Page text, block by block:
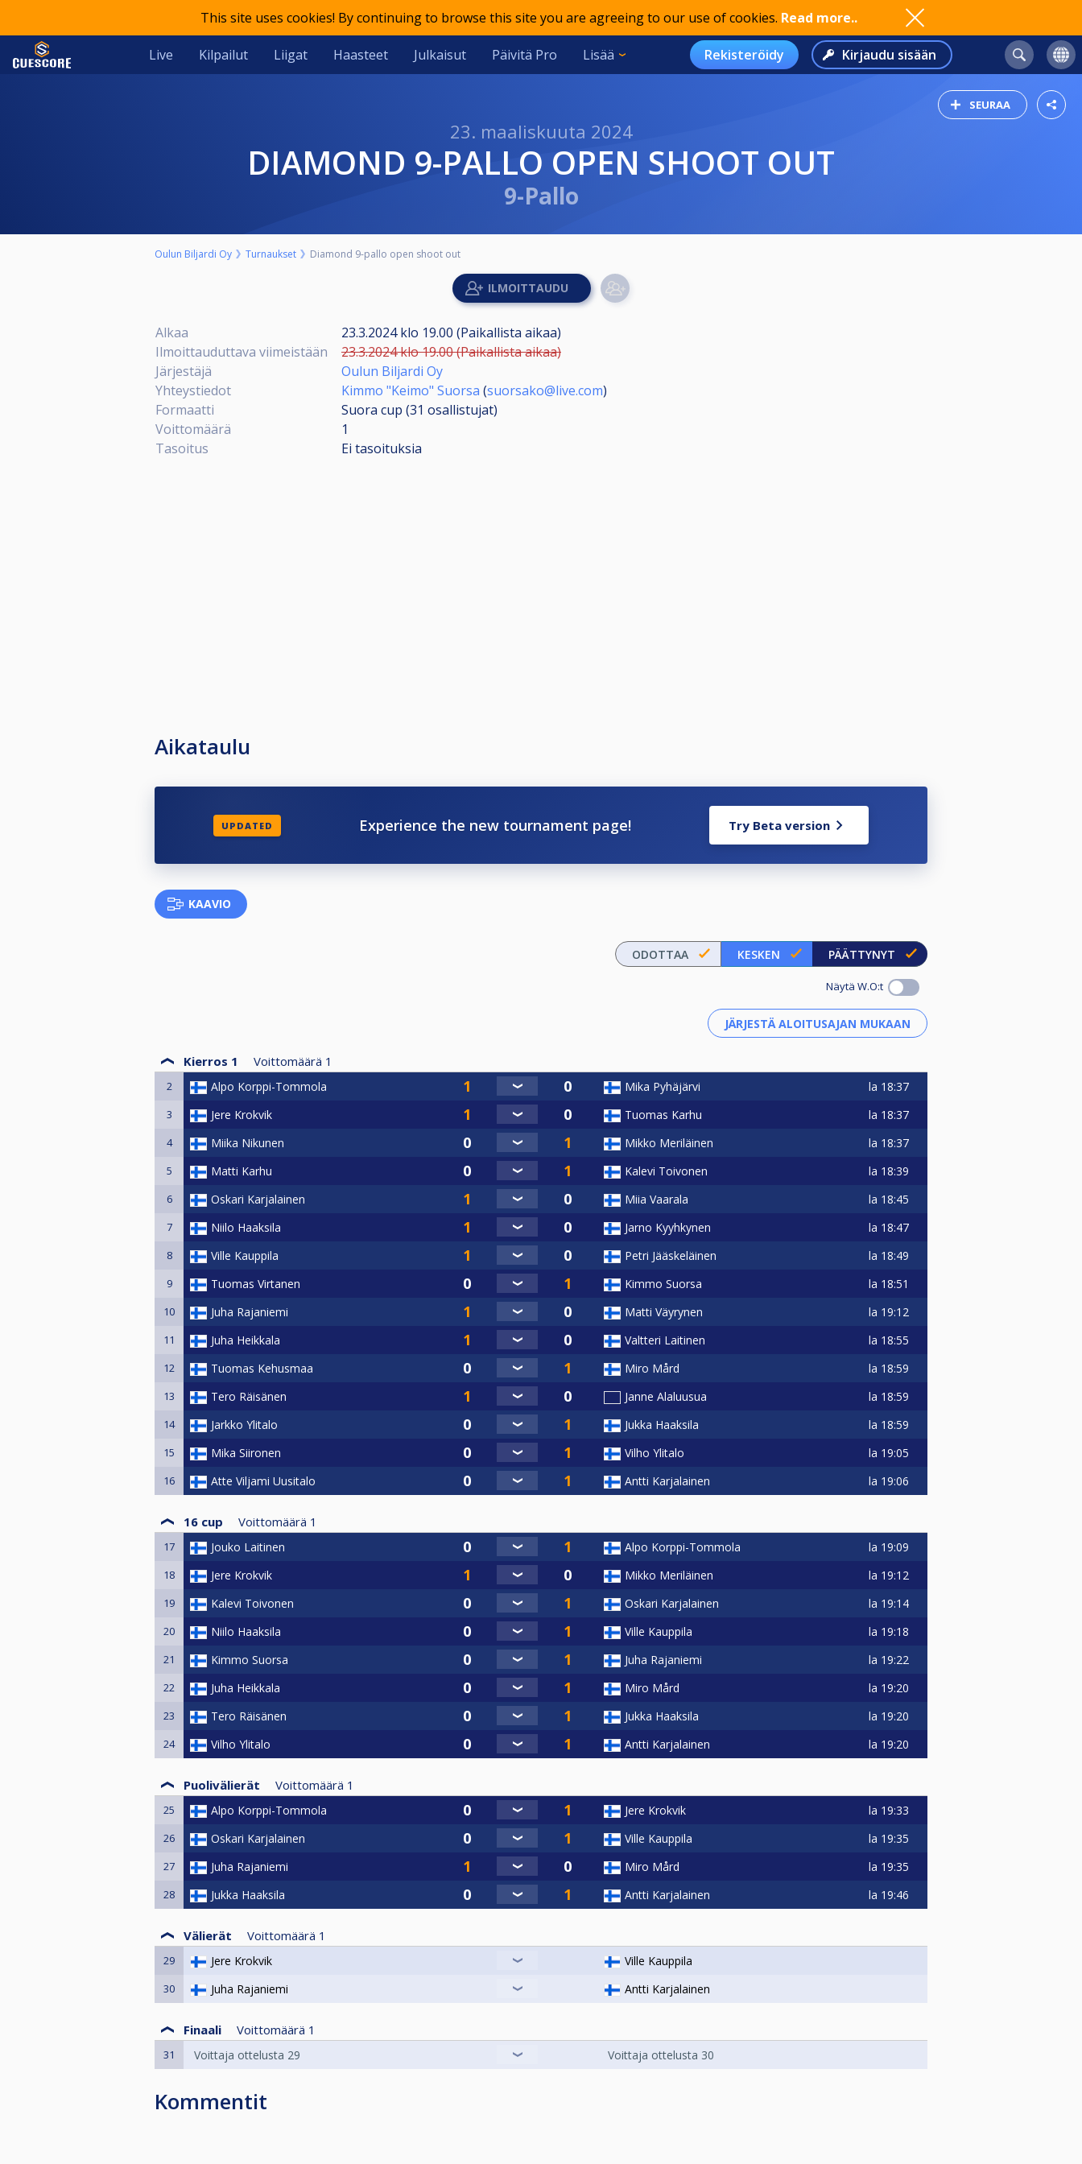
This site uses cookies! By continuing to browse this site you are agreeing to our use of cookies. Read more..
Live Kilpailut Liigat Haasteet Julkaisut Päivitä Pro Lisää Rekisteröidy Kirjaudu sisään
SEURAA
23. maaliskuuta 2024
DIAMOND 9-PALLO OPEN SHOOT OUT
9-Pallo
Oulun Biljardi Oy Turnaukset Diamond 9-pallo open shoot out
Alkaa
23.3.2024 klo 19.00 (Paikallista aikaa)
Ilmoittauduttava viimeistään
23.3.2024 klo 19.00 (Paikallista aikaa)
Järjestäjä
Oulun Biljardi Oy
Yhteystiedot
Kimmo "Keimo" Suorsa (suorsako@live.com)
Formaatti
Suora cup (31 osallistujat)
Voittomäärä
1
Tasoitus
Ei tasoituksia
Aikataulu
UPDATED Experience the new tournament page! Try Beta version
KAAVIO
ODOTTAA KESKEN PÄÄTTYNYT
Näytä W.O:t
Kierros 1 Voittomäärä 1
2 Alpo Korppi-Tommola Mika Pyhäjärvi la 18:37
3 Jere Krokvik Tuomas Karhu la 18:37
4 Miika Nikunen Mikko Meriläinen la 18:37
5 Matti Karhu Kalevi Toivonen la 18:39
6 Oskari Karjalainen Miia Vaarala la 18:45
7 Niilo Haaksila Jarno Kyyhkynen la 18:47
8 Ville Kauppila Petri Jääskeläinen la 18:49
9 Tuomas Virtanen Kimmo Suorsa la 18:51
10 Juha Rajaniemi Matti Väyrynen la 19:12
11 Juha Heikkala Valtteri Laitinen la 18:55
12 Tuomas Kehusmaa Miro Mård la 18:59
13 Tero Räisänen Janne Alaluusua la 18:59
14 Jarkko Ylitalo Jukka Haaksila la 18:59
15 Mika Siironen Vilho Ylitalo la 19:05
16 Atte Viljami Uusitalo Antti Karjalainen la 19:06
16 cup Voittomäärä 1
17 Jouko Laitinen Alpo Korppi-Tommola la 19:09
18 Jere Krokvik Mikko Meriläinen la 19:12
19 Kalevi Toivonen Oskari Karjalainen la 19:14
20 Niilo Haaksila Ville Kauppila la 19:18
21 Kimmo Suorsa Juha Rajaniemi la 19:22
22 Juha Heikkala Miro Mård la 19:20
23 Tero Räisänen Jukka Haaksila la 19:20
24 Vilho Ylitalo Antti Karjalainen la 19:20
Puolivälierät Voittomäärä 1
25 Alpo Korppi-Tommola Jere Krokvik la 19:33
26 Oskari Karjalainen Ville Kauppila la 19:35
27 Juha Rajaniemi Miro Mård la 19:35
28 Jukka Haaksila Antti Karjalainen la 19:46
Välierät Voittomäärä 1
29 Jere Krokvik Ville Kauppila
30 Juha Rajaniemi Antti Karjalainen
Finaali Voittomäärä 1
31 Voittaja ottelusta 29 Voittaja ottelusta 30
Kommentit